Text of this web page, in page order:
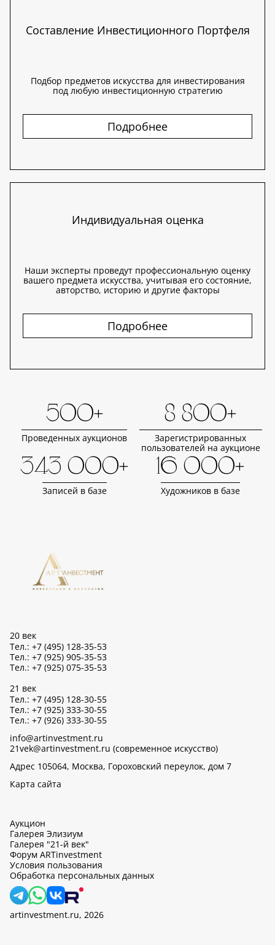
Составление Инвестиционного Портфеля
Подбор предметов искусства для инвестирования
под любую инвестиционную стратегию
Подробнее
Индивидуальная оценка
Наши эксперты проведут профессиональную оценку
вашего предмета искусства, учитывая его состояние,
авторство, историю и другие факторы
Подробнее
500+
Проведенных аукционов
8 800+
Зарегистрированных
пользователей на аукционе
343 000+
Записей в базе
16 000+
Художников в базе
20 век
Тел.: +7 (495) 128-35-53
Тел.: +7 (925) 905-35-53
Тел.: +7 (925) 075-35-53
21 век
Тел.: +7 (495) 128-30-55
Тел.: +7 (925) 333-30-55
Тел.: +7 (926) 333-30-55
info@artinvestment.ru
21vek@artinvestment.ru (современное искусство)
Адрес 105064, Москва, Гороховский переулок, дом 7
Карта сайта
Аукцион
Галерея Элизиум
Галерея "21-й век"
Форум ARTinvestment
Условия пользования
Обработка персональных данных
artinvestment.ru, 2026